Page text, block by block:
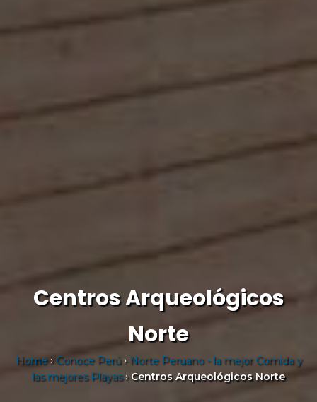
Centros Arqueológicos
Norte
Home› Conoce Perú› Norte Peruano - la mejor Comida y
las mejores Playas› Centros Arqueológicos Norte